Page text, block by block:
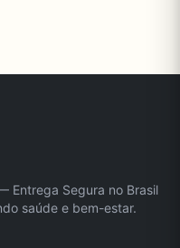
Entrega Segura no Brasil
saúde e bem-estar.